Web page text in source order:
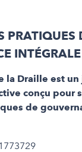
PRATIQUES
la Draille est
conçu pour
de